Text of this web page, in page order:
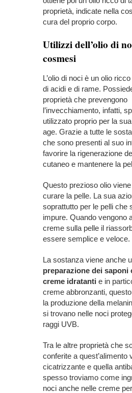
proprietà, indicate nella
cura del proprio corpo.
Utilizzi dell’olio di
cosmesi
L’olio di noci è un olio
di acidi e di rame.
proprietà che prevengono
l’invecchiamento, infatti,
utilizzato proprio per la
age. Grazie a tutte le
che sono presenti al suo
favorire la rigenerazione
cutaneo e mantenere la
Questo prezioso olio
curare la pelle. La sua
soprattutto per le pelli che
impure. Quando vengono
creme sulla pelle il
essere semplice e veloce.
La sostanza viene anche
preparazione dei saponi
creme idratanti e in
creme abbronzanti,
la produzione della
si trovano nelle noci
raggi UVB.
Tra le altre proprietà che
conferite a quest’alimento
cicatrizzante e quella
spesso troviamo come
noci anche nelle creme